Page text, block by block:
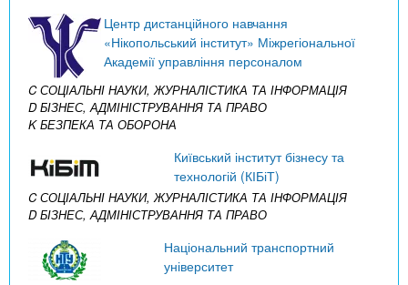
Центр дистанційного навчання
«Нікопольський інститут» Міжрегіональної
Академії управління персоналом
C СОЦІАЛЬНІ НАУКИ, ЖУРНАЛІСТИКА ТА ІНФОРМАЦІЯ
D БІЗНЕС, АДМІНІСТРУВАННЯ ТА ПРАВО
K БЕЗПЕКА ТА ОБОРОНА
Київський інститут бізнесу та
технологій (КІБіТ)
C СОЦІАЛЬНІ НАУКИ, ЖУРНАЛІСТИКА ТА ІНФОРМАЦІЯ
D БІЗНЕС, АДМІНІСТРУВАННЯ ТА ПРАВО
Національний транспортний
університет